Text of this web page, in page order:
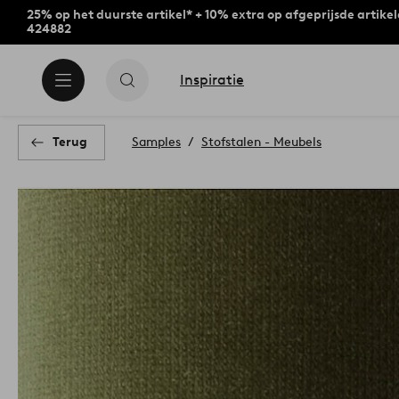
25% op het duurste artikel* + 10% extra op afgeprijsde
424882
Inspiratie
Terug Samples Stofstalen - Meubels